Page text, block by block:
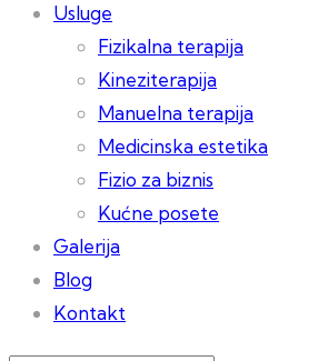
Usluge
Fizikalna terapija
Kineziterapija
Manuelna terapija
Medicinska estetika
Fizio za biznis
Kućne posete
Galerija
Blog
Kontakt